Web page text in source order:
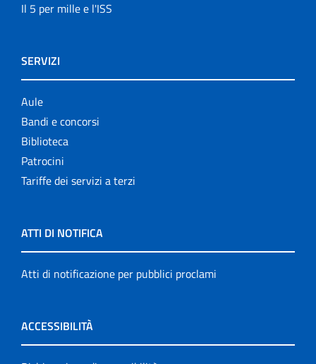
Il 5 per mille e l'ISS
SERVIZI
Aule
Bandi e concorsi
Biblioteca
Patrocini
Tariffe dei servizi a terzi
ATTI DI NOTIFICA
Atti di notificazione per pubblici proclami
ACCESSIBILITÀ